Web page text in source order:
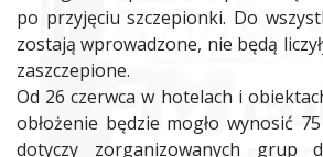
po przyjęciu szczepionki. Do
zostają wprowadzone, nie będą
zaszczepione.
Od 26 czerwca w hotelach i
obłożenie będzie mogło wynosić
dotyczy zorganizowanych grup